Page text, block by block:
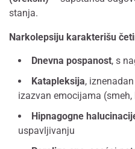
stanja.
Narkolepsiju karakterišu
Dnevna pospanost, s
Katapleksija,
izazvan emocijama
Hipnagogne
uspavljivanju